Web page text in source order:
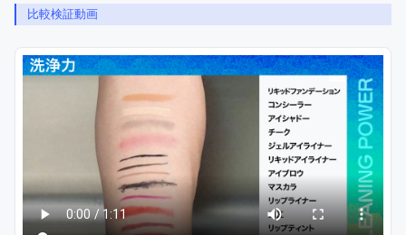
比較検証動画